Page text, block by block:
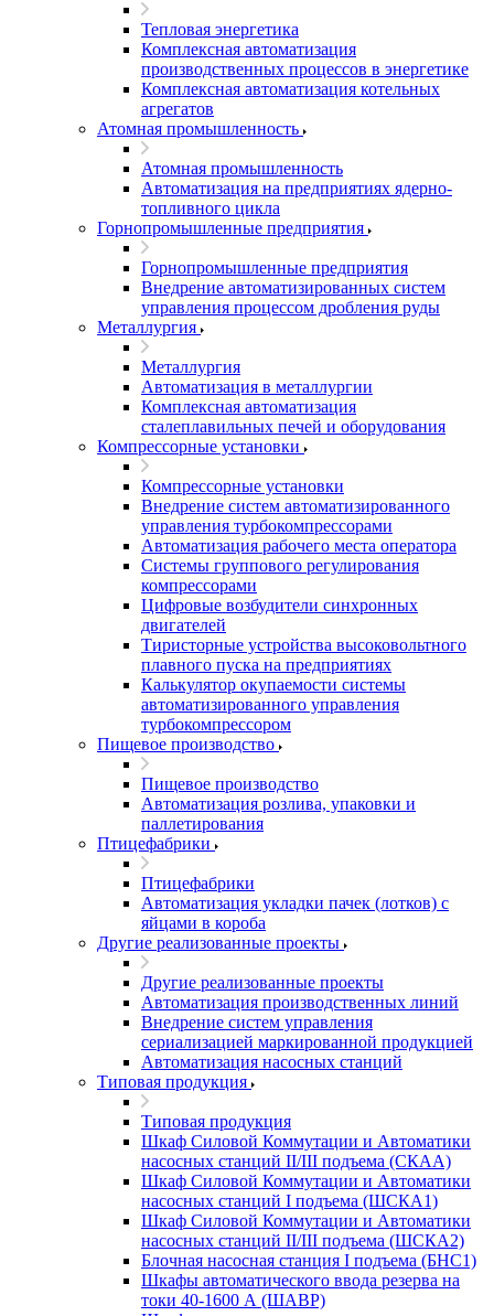
Тепловая энергетика
Комплексная автоматизация
производственных процессов в энергетике
Комплексная автоматизация котельных
агрегатов
Атомная промышленность
Атомная промышленность
Автоматизация на предприятиях ядерно-
топливного цикла
Горнопромышленные предприятия
Горнопромышленные предприятия
Внедрение автоматизированных систем
управления процессом дробления руды
Металлургия
Металлургия
Автоматизация в металлургии
Комплексная автоматизация
сталеплавильных печей и оборудования
Компрессорные установки
Компрессорные установки
Внедрение систем автоматизированного
управления турбокомпрессорами
Автоматизация рабочего места оператора
Системы группового регулирования
компрессорами
Цифровые возбудители синхронных
двигателей
Тиристорные устройства высоковольтного
плавного пуска на предприятиях
Калькулятор окупаемости системы
автоматизированного управления
турбокомпрессором
Пищевое производство
Пищевое производство
Автоматизация розлива, упаковки и
паллетирования
Птицефабрики
Птицефабрики
Автоматизация укладки пачек (лотков) с
яйцами в короба
Другие реализованные проекты
Другие реализованные проекты
Автоматизация производственных линий
Внедрение систем управления
сериализацией маркированной продукцией
Автоматизация насосных станций
Типовая продукция
Типовая продукция
Шкаф Силовой Коммутации и Автоматики
насосных станций II/III подъема (СКАА)
Шкаф Силовой Коммутации и Автоматики
насосных станций I подъема (ШСКА1)
Шкаф Силовой Коммутации и Автоматики
насосных станций II/III подъема (ШСКА2)
Блочная насосная станция I подъема (БНС1)
Шкафы автоматического ввода резерва на
токи 40-1600 А (ШАВР)